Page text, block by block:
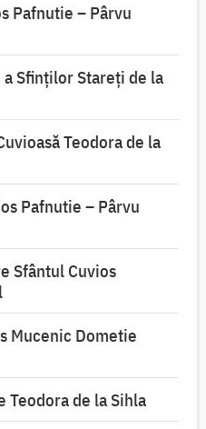
Pafnutie – Pârvu
a Sfinților Stareți de la
Teodora de la
Pafnutie – Pârvu
Sfântul Cuvios
Mucenic Dometie
Teodora de la Sihla